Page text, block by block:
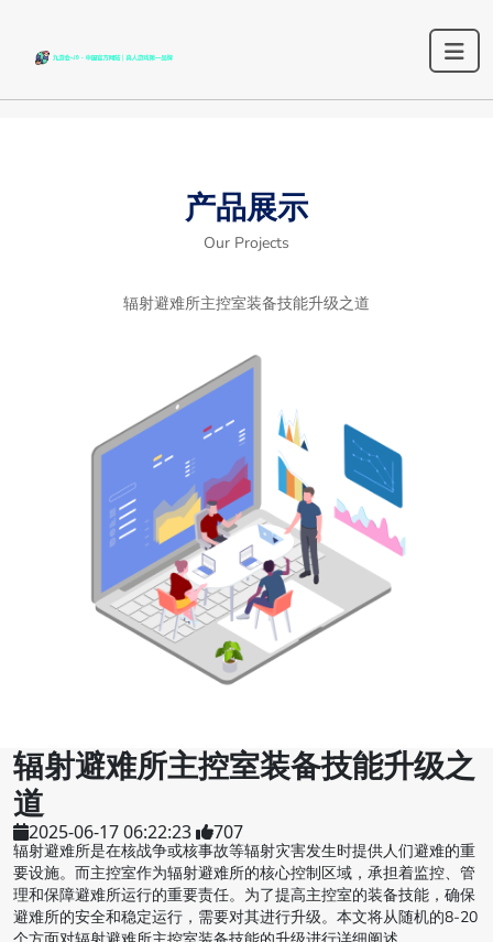
产品展示
Our Projects
辐射避难所主控室装备技能升级之道
辐射避难所主控室装备技能升级之
道
2025-06-17 06:22:23 707
辐射避难所是在核战争或核事故等辐射灾害发生时提供人们避难的重
要设施。而主控室作为辐射避难所的核心控制区域，承担着监控、管
理和保障避难所运行的重要责任。为了提高主控室的装备技能，确保
避难所的安全和稳定运行，需要对其进行升级。本文将从随机的8-20